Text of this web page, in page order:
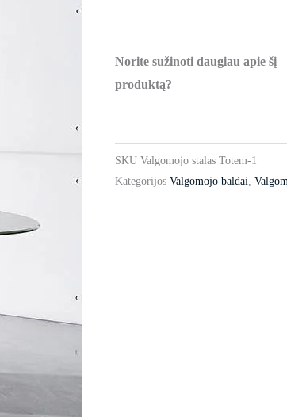
Norite sužinoti daugiau apie šį
produktą?
SKU Valgomojo stalas Totem-1
Kategorijos Valgomojo baldai